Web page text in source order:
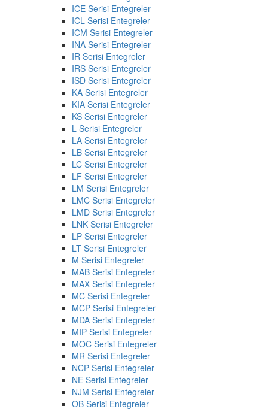
ICE Serisi Entegreler
ICL Serisi Entegreler
ICM Serisi Entegreler
INA Serisi Entegreler
IR Serisi Entegreler
IRS Serisi Entegreler
ISD Serisi Entegreler
KA Serisi Entegreler
KIA Serisi Entegreler
KS Serisi Entegreler
L Serisi Entegreler
LA Serisi Entegreler
LB Serisi Entegreler
LC Serisi Entegreler
LF Serisi Entegreler
LM Serisi Entegreler
LMC Serisi Entegreler
LMD Serisi Entegreler
LNK Serisi Entegreler
LP Serisi Entegreler
LT Serisi Entegreler
M Serisi Entegreler
MAB Serisi Entegreler
MAX Serisi Entegreler
MC Serisi Entegreler
MCP Serisi Entegreler
MDA Serisi Entegreler
MIP Serisi Entegreler
MOC Serisi Entegreler
MR Serisi Entegreler
NCP Serisi Entegreler
NE Serisi Entegreler
NJM Serisi Entegreler
OB Serisi Entegreler